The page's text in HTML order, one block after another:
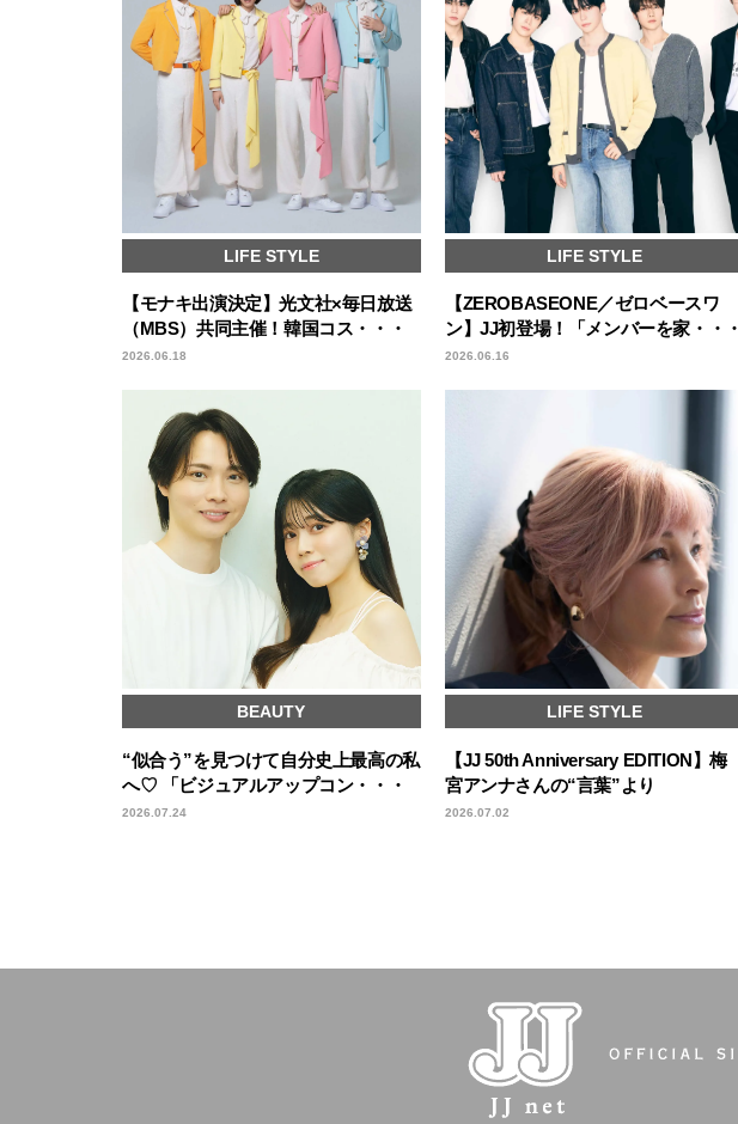
LIFE STYLE
【モナキ出演決定】光文社×毎日放送
（MBS）共同主催！韓国コス・・・
2026.06.18
LIFE STYLE
【ZEROBASEONE／ゼロベースワ
ン】JJ初登場！「メンバーを家・・・
2026.06.16
BEAUTY
“似合う”を見つけて自分史上最高の私
へ♡ 「ビジュアルアップコン・・・
2026.07.24
LIFE STYLE
【JJ 50th Anniversary EDITION】梅
宮アンナさんの“言葉”より
2026.07.02